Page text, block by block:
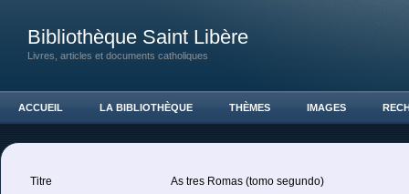
Bibliothèque Saint Libère
Livres, articles et documents catholiques
ACCUEIL LA BIBLIOTHÈQUE THÈMES IMAGES
Titre
As tres Romas (tomo segundo)